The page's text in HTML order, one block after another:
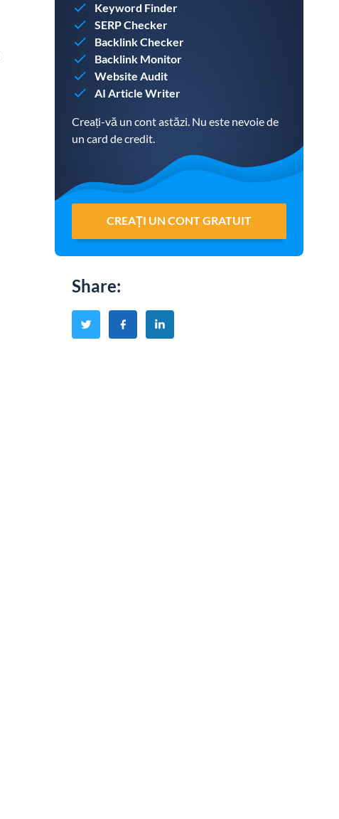
Keyword Finder
SERP Checker
Backlink Checker
Backlink Monitor
Website Audit
AI Article Writer
Creați-vă un cont astăzi. Nu este nevoie de
un card de credit.
CREAȚI UN CONT GRATUIT
Share: